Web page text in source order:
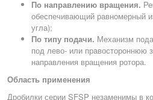
По направлению вращения.
обеспечивающий равномерный
угла);
По типу подачи. Механизм
под лево- или правостороннюю
направления вращения ротора.
Область применения
Дробилки серии SFSP незаменимы в